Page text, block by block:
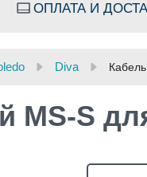
ОПЛАТА И
Diva
S